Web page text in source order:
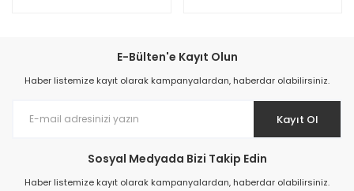
E-Bülten'e Kayıt Olun
Haber listemize kayıt olarak kampanyalardan, haberdar olabilirsiniz.
Kayıt Ol
Sosyal Medyada Bizi Takip Edin
Haber listemize kayıt olarak kampanyalardan, haberdar olabilirsiniz.